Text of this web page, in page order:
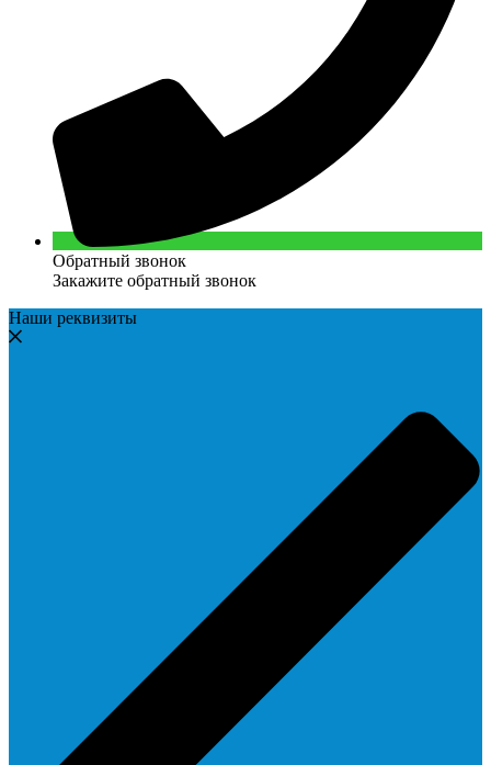
Обратный звонок
Закажите обратный звонок
Наши реквизиты